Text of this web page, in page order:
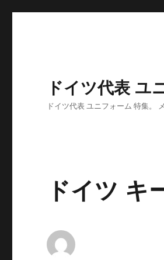
ドイツ代表 ユ
ドイツ代表 ユニフォーム 特集。
ドイツ キ